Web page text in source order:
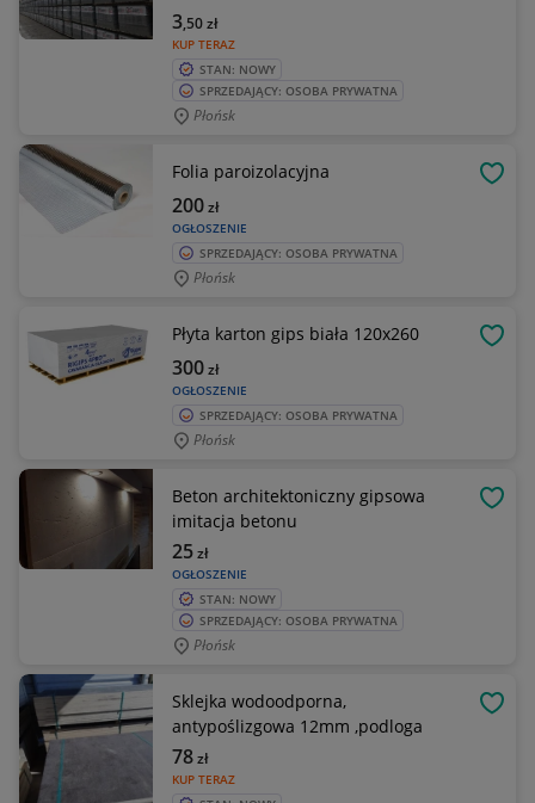
KUP TERAZ
3,50zł
STAN: NOWY
SPRZEDAJĄCY: OSOBA PRYWATNA
Płońsk
Folia paroizolacyjna
OGŁOSZENIE
200zł
SPRZEDAJĄCY: OSOBA PRYWATNA
Płońsk
Płyta karton gips biała 120x260
OGŁOSZENIE
300zł
SPRZEDAJĄCY: OSOBA PRYWATNA
Płońsk
Beton architektoniczny gipsowa
imitacja betonu
OGŁOSZENIE
25zł
STAN: NOWY
SPRZEDAJĄCY: OSOBA PRYWATNA
Płońsk
Sklejka wodoodporna,
antypoślizgowa 12mm ,podloga
KUP TERAZ
78zł